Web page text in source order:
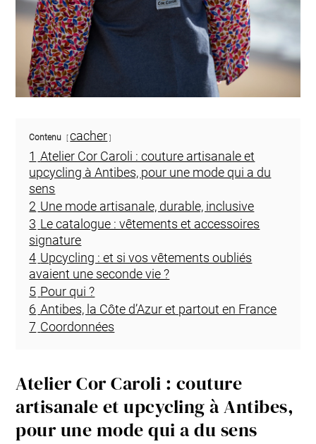
Contenu
cacher
1 Atelier Cor Caroli : couture artisanale et
upcycling à Antibes, pour une mode qui a du
sens
2 Une mode artisanale, durable, inclusive
3 Le catalogue : vêtements et accessoires
signature
4 Upcycling : et si vos vêtements oubliés
avaient une seconde vie ?
5 Pour qui ?
6 Antibes, la Côte d’Azur et partout en France
7 Coordonnées
Atelier Cor Caroli : couture
artisanale et upcycling à Antibes,
pour une mode qui a du sens